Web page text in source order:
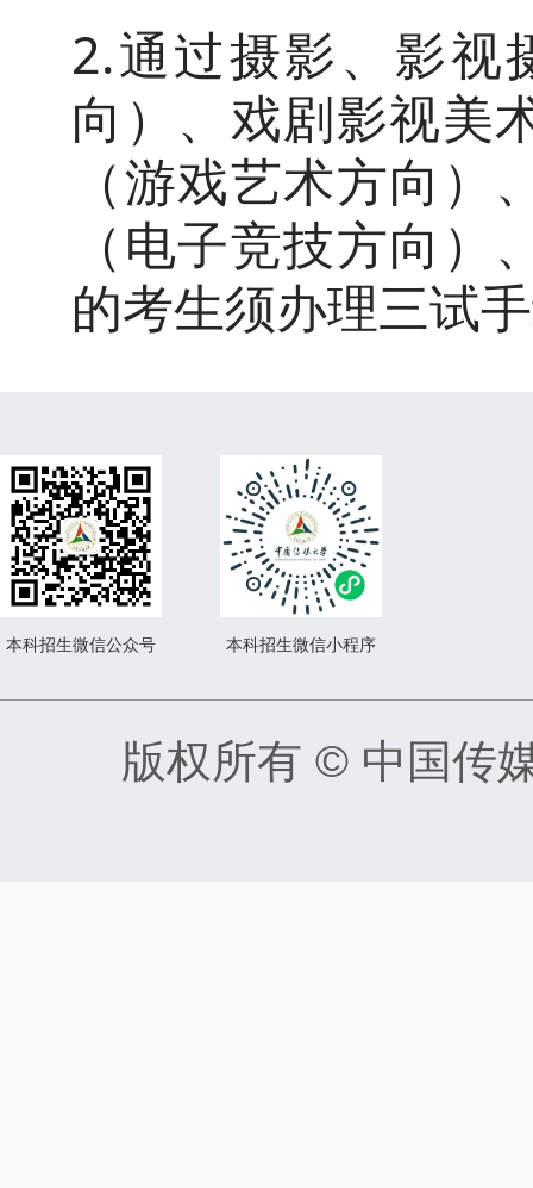
2.通过摄影、影视
向）、戏剧影视美
（游戏艺术方向）
（电子竞技方向
的考生须办理三试
本科招生微信公众号 本科招生微信小程序
版权所有 © 中国传